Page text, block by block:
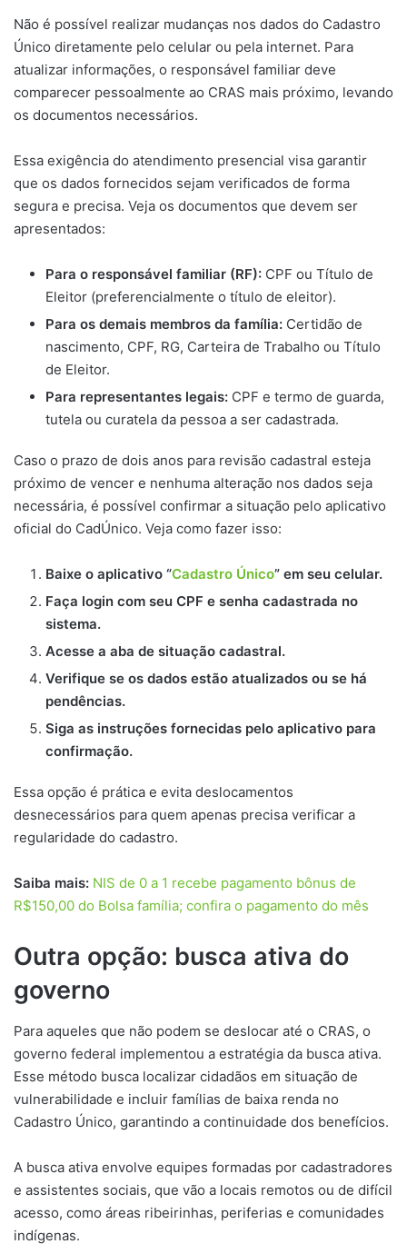
Não é possível realizar mudanças nos dados do Cadastro
Único diretamente pelo celular ou pela internet. Para
atualizar informações, o responsável familiar deve
comparecer pessoalmente ao CRAS mais próximo, levando
os documentos necessários.
Essa exigência do atendimento presencial visa garantir
que os dados fornecidos sejam verificados de forma
segura e precisa. Veja os documentos que devem ser
apresentados:
Para o responsável familiar (RF): CPF ou Título de
Eleitor (preferencialmente o título de eleitor).
Para os demais membros da família: Certidão de
nascimento, CPF, RG, Carteira de Trabalho ou Título
de Eleitor.
Para representantes legais: CPF e termo de guarda,
tutela ou curatela da pessoa a ser cadastrada.
Caso o prazo de dois anos para revisão cadastral esteja
próximo de vencer e nenhuma alteração nos dados seja
necessária, é possível confirmar a situação pelo aplicativo
oficial do CadÚnico. Veja como fazer isso:
Baixe o aplicativo “Cadastro Único” em seu celular.
Faça login com seu CPF e senha cadastrada no
sistema.
Acesse a aba de situação cadastral.
Verifique se os dados estão atualizados ou se há
pendências.
Siga as instruções fornecidas pelo aplicativo para
confirmação.
Essa opção é prática e evita deslocamentos
desnecessários para quem apenas precisa verificar a
regularidade do cadastro.
Saiba mais: NIS de 0 a 1 recebe pagamento bônus de
R$150,00 do Bolsa família; confira o pagamento do mês
Outra opção: busca ativa do
governo
Para aqueles que não podem se deslocar até o CRAS, o
governo federal implementou a estratégia da busca ativa.
Esse método busca localizar cidadãos em situação de
vulnerabilidade e incluir famílias de baixa renda no
Cadastro Único, garantindo a continuidade dos benefícios.
A busca ativa envolve equipes formadas por cadastradores
e assistentes sociais, que vão a locais remotos ou de difícil
acesso, como áreas ribeirinhas, periferias e comunidades
indígenas.